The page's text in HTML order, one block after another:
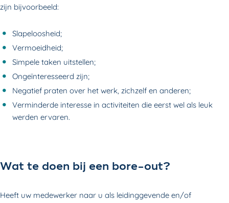
zijn bijvoorbeeld:
Slapeloosheid;
Vermoeidheid;
Simpele taken uitstellen;
Ongeïnteresseerd zijn;
Negatief praten over het werk, zichzelf en anderen;
Verminderde interesse in activiteiten die eerst wel als leuk
werden ervaren.
Wat te doen bij een bore-out?
Heeft uw medewerker naar u als leidinggevende en/of